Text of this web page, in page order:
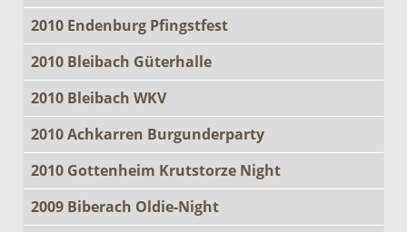
2010 Endenburg Pfingstfest
2010 Bleibach Güterhalle
2010 Bleibach WKV
2010 Achkarren Burgunderparty
2010 Gottenheim Krutstorze Night
2009 Biberach Oldie-Night